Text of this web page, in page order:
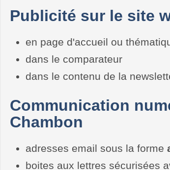
Publicité sur le site
en page d'accueil ou
dans le comparateur
dans le contenu de la
Communication
Chambon
adresses email sous la forme
boites aux lettres sécurisées